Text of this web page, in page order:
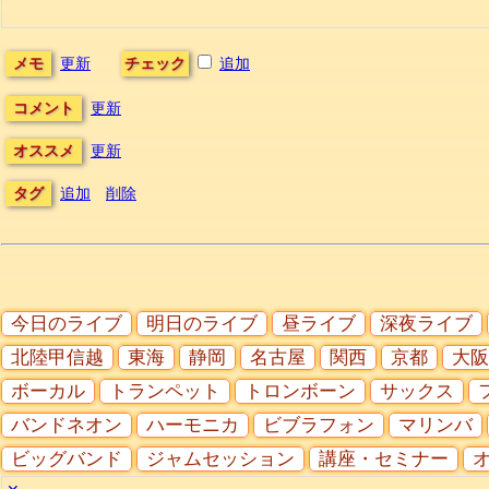
メモ 更新 チェック 追加
コメント 更新
オススメ 更新
タグ 追加 削除
今日のライブ 明日のライブ 昼ライブ
深夜ライブ
北陸甲信越
東海 静岡 名古屋 関西 京都
大阪
ボーカル
トランペット トロンボーン サックス
バンドネオン
ハーモニカ ビブラフォン
マリンバ
ビッグバンド
ジャムセッション 講座・セミナー